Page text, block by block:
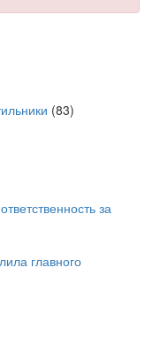
(83)
за
главного